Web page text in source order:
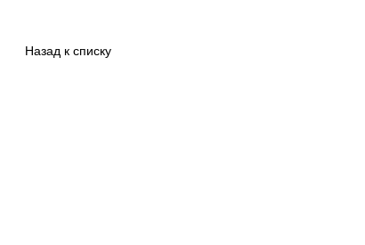
Назад к списку